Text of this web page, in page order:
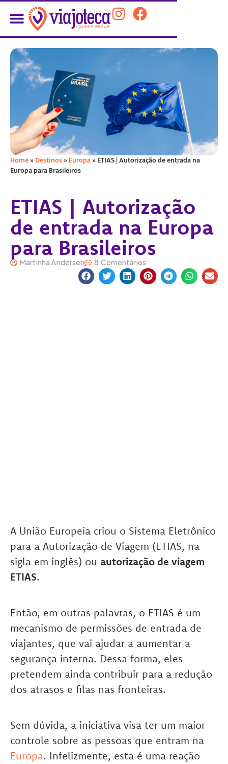
Home»Destinos»Europa»ETIAS | Autorização de entrada na
Europa para Brasileiros
ETIAS | Autorização
de entrada na Europa
para Brasileiros
Martinha Andersen 8 Comentários
A União Europeia criou o Sistema Eletrônico
para a Autorização de Viagem (ETIAS, na
sigla em inglês) ou autorização de viagem
ETIAS.
Então, em outras palavras, o ETIAS é um
mecanismo de permissões de entrada de
viajantes, que vai ajudar a aumentar a
segurança interna. Dessa forma, eles
pretendem ainda contribuir para a redução
dos atrasos e filas nas fronteiras.
Sem dúvida, a iniciativa visa ter um maior
controle sobre as pessoas que entram na
Europa. Infelizmente, esta é uma reação